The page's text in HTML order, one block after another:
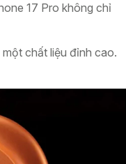
17 Pro không chỉ
chất liệu đỉnh cao.